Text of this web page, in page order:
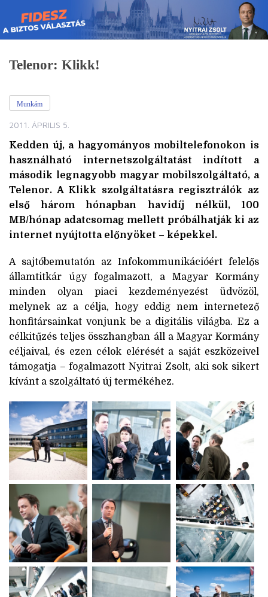
Skip
to
content
Telenor: Klikk!
Munkám
2011. ÁPRILIS 5.
Kedden új, a hagyományos mobiltelefonokon is
használható internetszolgáltatást indított a
második legnagyobb magyar mobilszolgáltató, a
Telenor. A Klikk szolgáltatásra regisztrálók az
első három hónapban havidíj nélkül, 100
MB/hónap adatcsomag mellett próbálhatják ki az
internet nyújtotta előnyöket – képekkel.
A sajtóbemutatón az Infokommunikációért felelős
államtitkár úgy fogalmazott, a Magyar Kormány
minden olyan piaci kezdeményezést üdvözöl,
melynek az a célja, hogy eddig nem internetező
honfitársainkat vonjunk be a digitális világba. Ez a
célkitűzés teljes összhangban áll a Magyar Kormány
céljaival, és ezen célok elérését a saját eszközeivel
támogatja – fogalmazott Nyitrai Zsolt, aki sok sikert
kívánt a szolgáltató új termékéhez.